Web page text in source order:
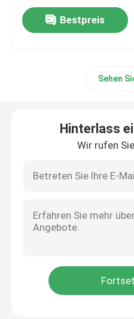
Bestpreis
Sehen
Hinterlass
Wir rufen